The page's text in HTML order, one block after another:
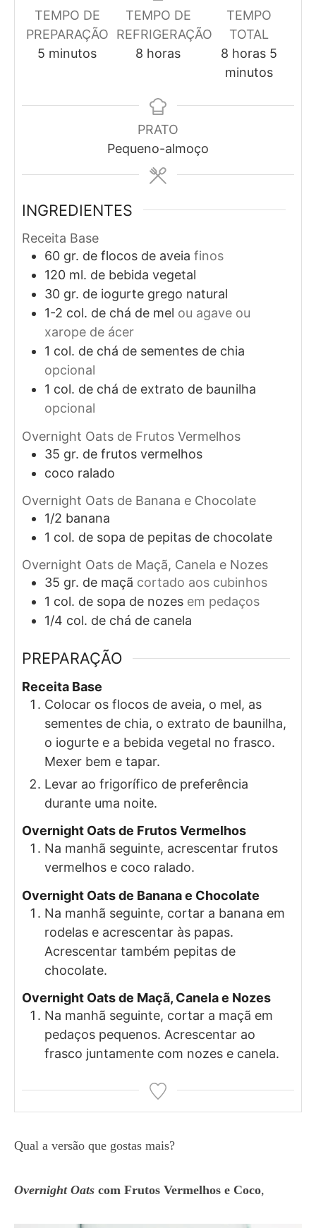
TEMPO DE
PREPARAÇÃO
5 minutos
minutos
TEMPO DE
REFRIGERAÇÃO
8 horas
horas
TEMPO
TOTAL
8horas
horas 5
minutos
PRATO
Pequeno-almoço
INGREDIENTES
Receita Base
60 gr. de flocos de aveia finos
120 ml. de bebida vegetal
30 gr. de iogurte grego natural
1-2 col. de chá de mel ou agave ou
xarope de ácer
1 col. de chá de sementes de chia
opcional
1 col. de chá de extrato de baunilha
opcional
Overnight Oats de Frutos Vermelhos
35 gr. de frutos vermelhos
coco ralado
Overnight Oats de Banana e Chocolate
1/2 banana
1 col. de sopa de pepitas de chocolate
Overnight Oats de Maçã, Canela e Nozes
35 gr. de maçã cortado aos cubinhos
1 col. de sopa de nozes em pedaços
1/4 col. de chá de canela
PREPARAÇÃO
Receita Base
Colocar os flocos de aveia, o mel, as
sementes de chia, o extrato de baunilha,
o iogurte e a bebida vegetal no frasco.
Mexer bem e tapar.
Levar ao frigorífico de preferência
durante uma noite.
Overnight Oats de Frutos Vermelhos
Na manhã seguinte, acrescentar frutos
vermelhos e coco ralado.
Overnight Oats de Banana e Chocolate
Na manhã seguinte, cortar a banana em
rodelas e acrescentar às papas.
Acrescentar também pepitas de
chocolate.
Overnight Oats de Maçã, Canela e Nozes
Na manhã seguinte, cortar a maçã em
pedaços pequenos. Acrescentar ao
frasco juntamente com nozes e canela.
Qual a versão que gostas mais?
Overnight Oats com Frutos Vermelhos e Coco,